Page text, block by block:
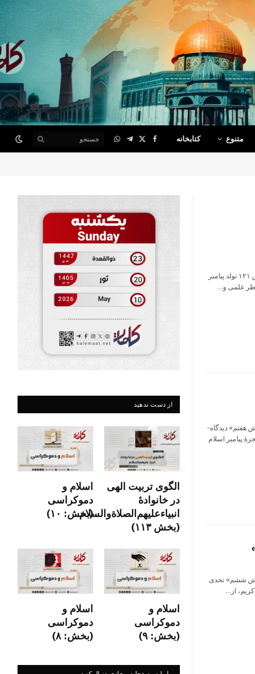
متنوع کتابخانه Facebook
X
(Twitter)
Telegram
WhatsApp
نویسنده: دوکتور نورمحمد محبی قرآن؛ معجزه‌ای فراتر از زمان بخش ۱۲۱ تولد پیامبر
علمی و…
نویسنده: دوکتور نورمحمد محبی قرآن؛ معجزه‌ای فراتر از زمان «بخش هفتم» دیدگاه‌­
پیامبر اسلام
ششم» تحدی
از…
از دست ندهید
الگوی تربیت الهی
در خانوادۀ
انبیاءعلیهم‌الصلاةو‌السلام
(بخش ۱۱۳)
اسلام و
دموکراسی
(بخش: ۱۰)
اسلام و
دموکراسی
(بخش: ۹)
اسلام و
دموکراسی
(بخش: ۸)